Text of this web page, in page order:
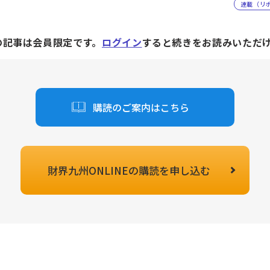
連載（リ
事は会員限定です。 ログインすると続きをお読みいただけ
購読のご案内はこちら
財界九州ONLINEの購読を申し込む